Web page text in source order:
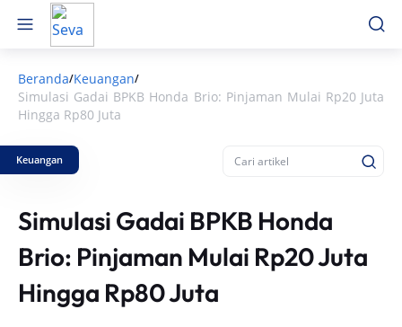
Beranda/Keuangan/
Simulasi Gadai BPKB Honda Brio: Pinjaman Mulai Rp20 Juta
Hingga Rp80 Juta
Keuangan
Simulasi Gadai BPKB Honda
Brio: Pinjaman Mulai Rp20 Juta
Hingga Rp80 Juta